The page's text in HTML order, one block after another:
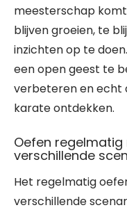
meesterschap
blijven groeien, te
inzichten op te
een open geest te
verbeteren en echt
karate ontdekken.
Oefen
verschillende
Het regelmatig
verschillende